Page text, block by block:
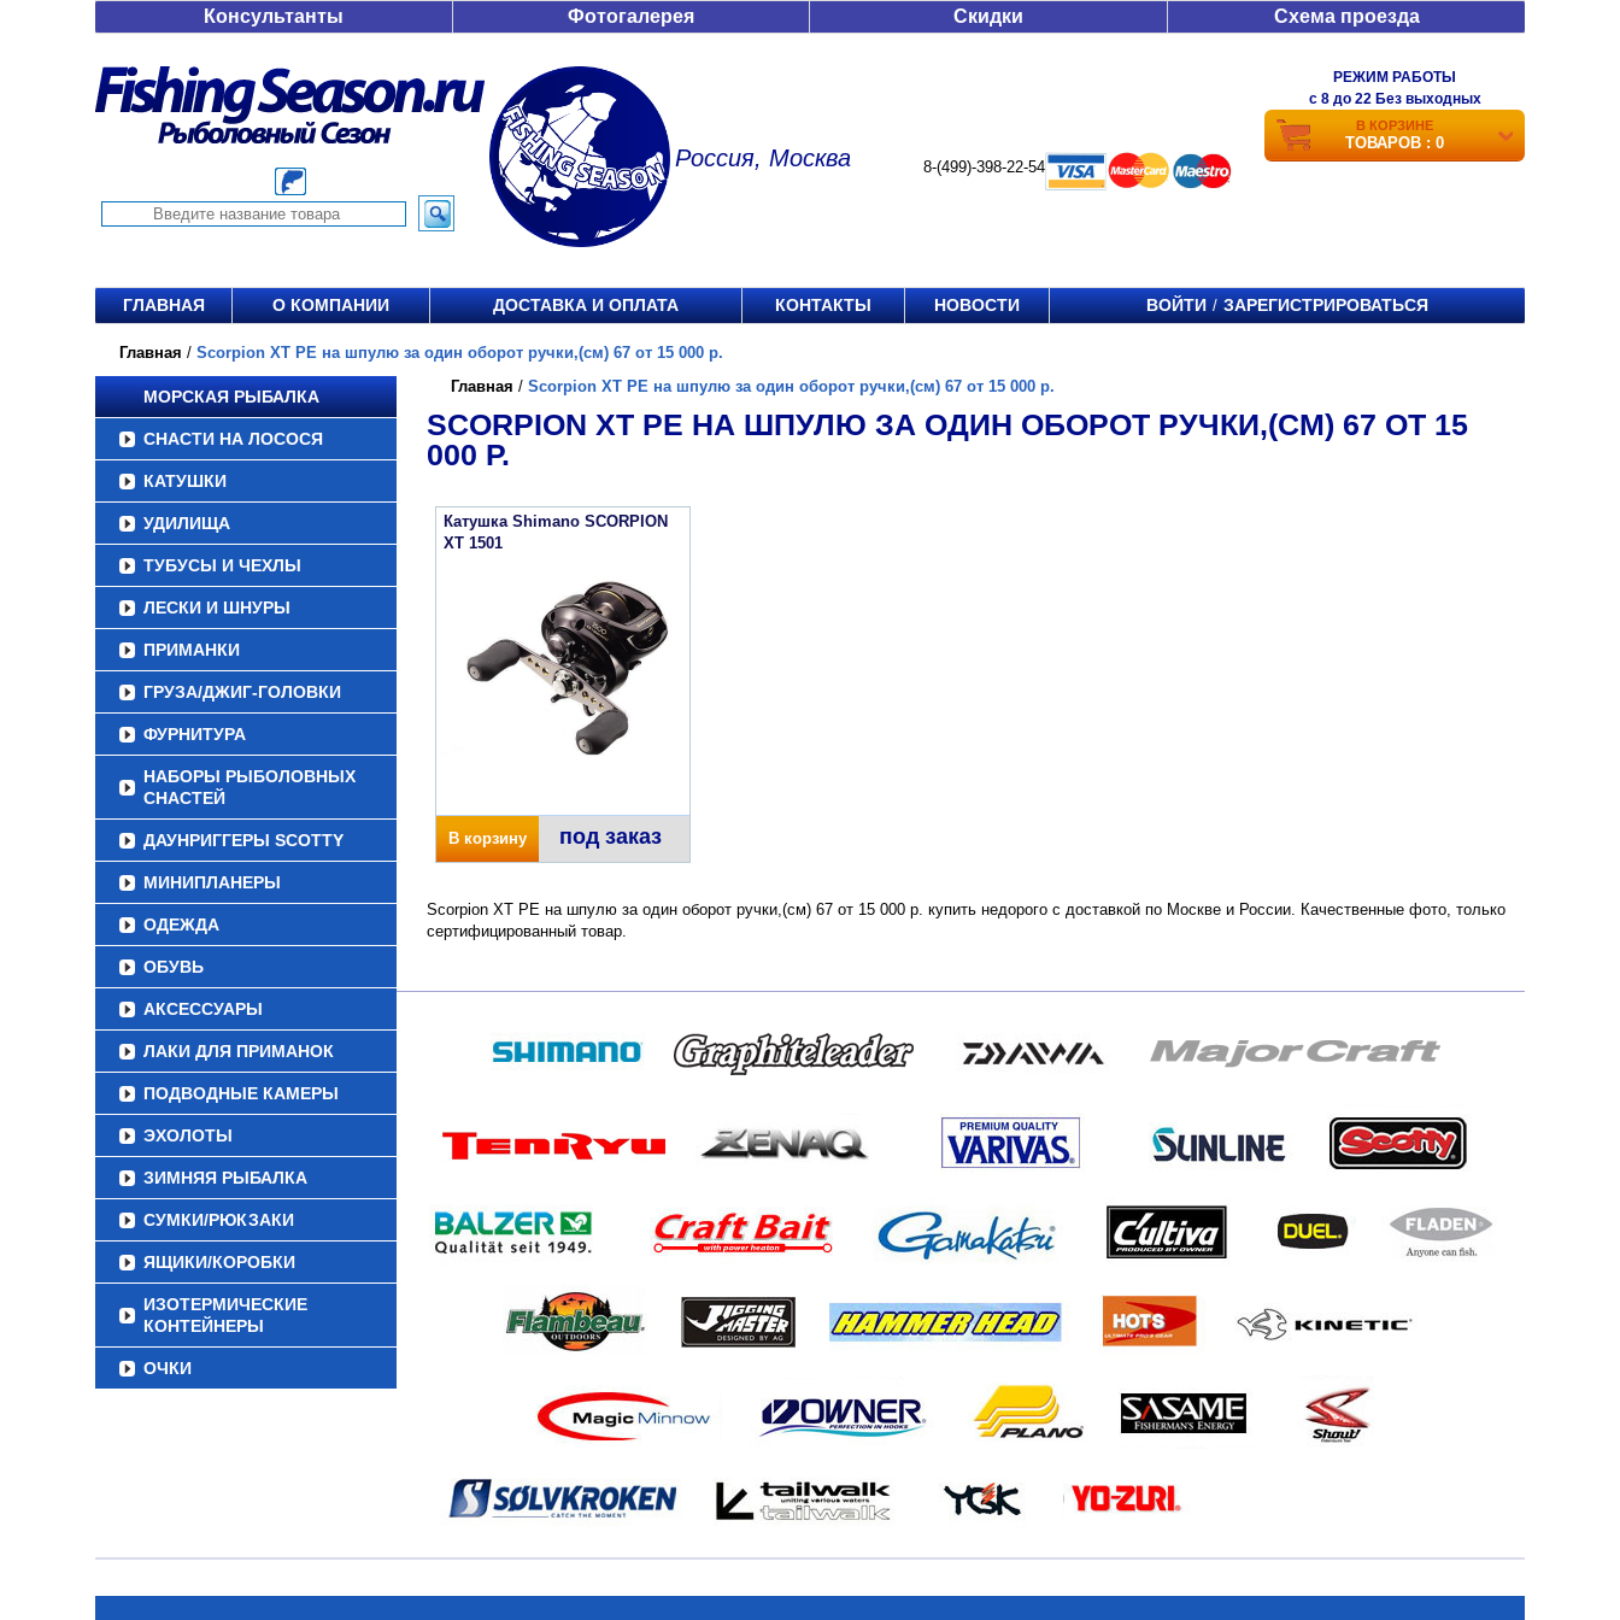
Консультанты Фотогалерея Скидки Схема проезда
Россия, Москва 8-(499)-398-22-54
РЕЖИМ РАБОТЫ
c 8 до 22 Без выходных
В КОРЗИНЕ
ТОВАРОВ : 0
ГЛАВНАЯ О КОМПАНИИ ДОСТАВКА И ОПЛАТА КОНТАКТЫ НОВОСТИ ВОЙТИ / ЗАРЕГИСТРИРОВАТЬСЯ
Главная / Scorpion XT PE на шпулю за один оборот ручки,(см) 67 от 15 000 р.
МОРСКАЯ РЫБАЛКА
СНАСТИ НА ЛОСОСЯ
КАТУШКИ
УДИЛИЩА
ТУБУСЫ И ЧЕХЛЫ
ЛЕСКИ И ШНУРЫ
ПРИМАНКИ
ГРУЗА/ДЖИГ-ГОЛОВКИ
ФУРНИТУРА
НАБОРЫ РЫБОЛОВНЫХ
СНАСТЕЙ
ДАУНРИГГЕРЫ SCOTTY
МИНИПЛАНЕРЫ
ОДЕЖДА
ОБУВЬ
АКСЕССУАРЫ
ЛАКИ ДЛЯ ПРИМАНОК
ПОДВОДНЫЕ КАМЕРЫ
ЭХОЛОТЫ
ЗИМНЯЯ РЫБАЛКА
СУМКИ/РЮКЗАКИ
ЯЩИКИ/КОРОБКИ
ИЗОТЕРМИЧЕСКИЕ
КОНТЕЙНЕРЫ
ОЧКИ
Главная / Scorpion XT PE на шпулю за один оборот ручки,(см) 67 от 15 000 р.
SCORPION XT PE НА ШПУЛЮ ЗА ОДИН ОБОРОТ РУЧКИ,(СМ) 67 ОТ 15
000 Р.
Катушка Shimano SCORPION
XT 1501
В корзину под заказ
Scorpion XT PE на шпулю за один оборот ручки,(см) 67 от 15 000 р. купить недорого с доставкой по Москве и России. Качественные фото, только
сертифицированный товар.